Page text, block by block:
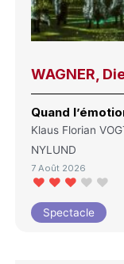
WAGNER,
Quand
Klaus Florian
NYLUND
7 Août 2026
Spectacle